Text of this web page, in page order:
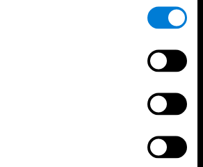
Validação Terapêutica Digital
Adultos saudáveis